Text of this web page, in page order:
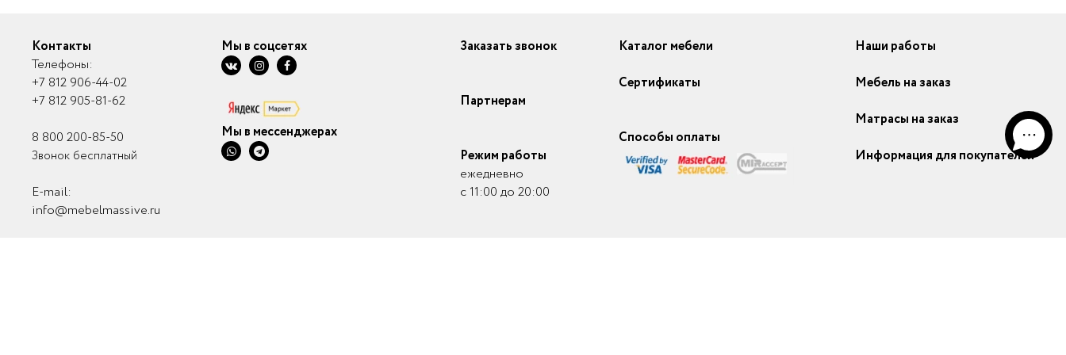
Контакты
Телефоны:
+7 812 906-44-02
+7 812 905-81-62
8 800 200-85-50
Звонок бесплатный
E-mail:
info@mebelmassive.ru
Мы в соцсетях
Мы в мессенджерах
Заказать звонок
Партнерам
Режим работы
ежедневно
с 11:00 до 20:00
Каталог мебели
Сертификаты
Способы оплаты
Наши работы
Мебель на заказ
Матрасы на заказ
Информация для покупателей